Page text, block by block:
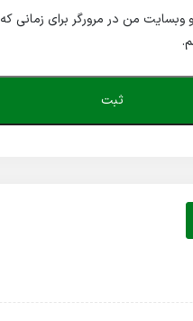
وبسایت من در مرورگر برای زمانی که